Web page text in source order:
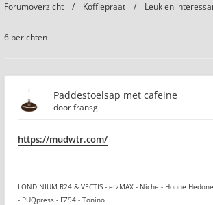
Forumoverzicht Koffiepraat Leuk en
6 berichten
Paddestoelsap met cafeine
doorfransg
https://mudwtr.com/
LONDINIUM R24 & VECTIS - etzMAX - Niche - Honne Hedone
- PUQpress - FZ94 - Tonino